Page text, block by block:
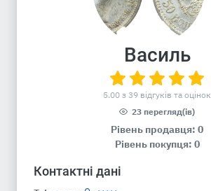
Василь
5.00 з 39 відгуків та оцінок
23 перегляд(ів)
Рівень продавця: 0
Рівень покупця: 0
Контактні дані